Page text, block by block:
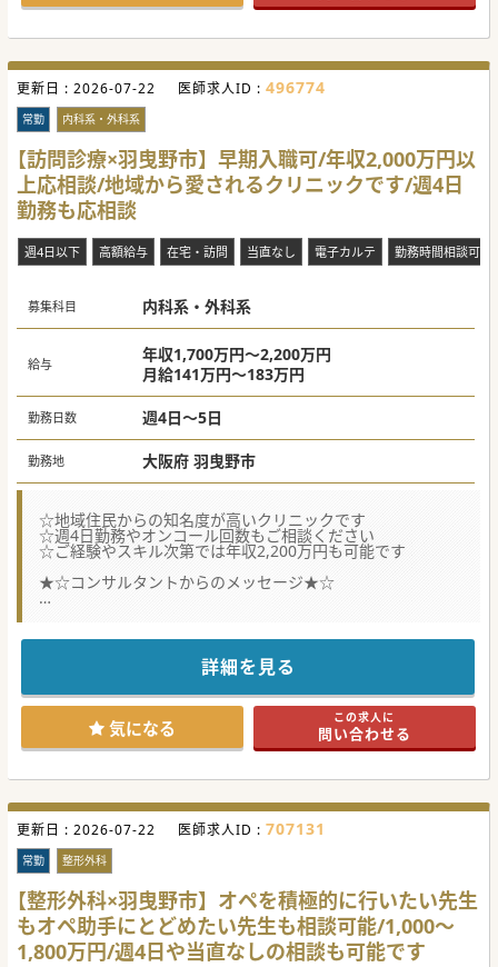
更新日 : 2026-07-22 医師求人ID : 496774
常勤 内科系・外科系
【訪問診療×羽曳野市】早期入職可/年収2,000万円以
上応相談/地域から愛されるクリニックです/週4日
勤務も応相談
週4日以下 高額給与 在宅・訪問 当直なし 電子カルテ 勤務時間相談可
募集科目 内科系・外科系
給与
年収1,700万円～2,200万円
月給141万円～183万円
勤務日数 週4日～5日
勤務地 大阪府 羽曳野市
☆地域住民からの知名度が高いクリニックです
☆週4日勤務やオンコール回数もご相談ください
☆ご経験やスキル次第では年収2,200万円も可能です
★☆コンサルタントからのメッセージ★☆
高まり続ける患者様からのニーズにお応えする為に、体制強
院長やスタッフ間の関係性が良好で、円滑なコミュニケーシ
ョンを期待できそうです。（当社スタッフが訪問済み）
これまでの訪問診療のご経験を活かしたい先生だけでなく、
これから訪問診療に挑戦したいという先生も歓迎致します。
求職者の先生のご意向に合わせて働き方を調整していくスタ
ンスをお持ちの院長ですので、先生の希望の働き方などござ
分院展開の計画もございます。分院長としての勤務にご興味
がおありの先生も是非お声がけください。
#秋入職可
詳細を見る
気になる この求人に
問い合わせる
更新日 : 2026-07-22 医師求人ID : 707131
常勤 整形外科
【整形外科×羽曳野市】オペを積極的に行いたい先生
もオペ助手にとどめたい先生も相談可能/1,000～
1,800万円/週4日や当直なしの相談も可能です